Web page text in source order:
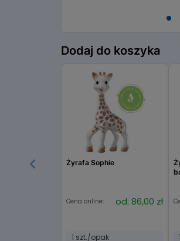
1
of
Dodaj do koszyka
Żyrafa Sophie
Cena online: od: 86,00 zł
1 szt./opak